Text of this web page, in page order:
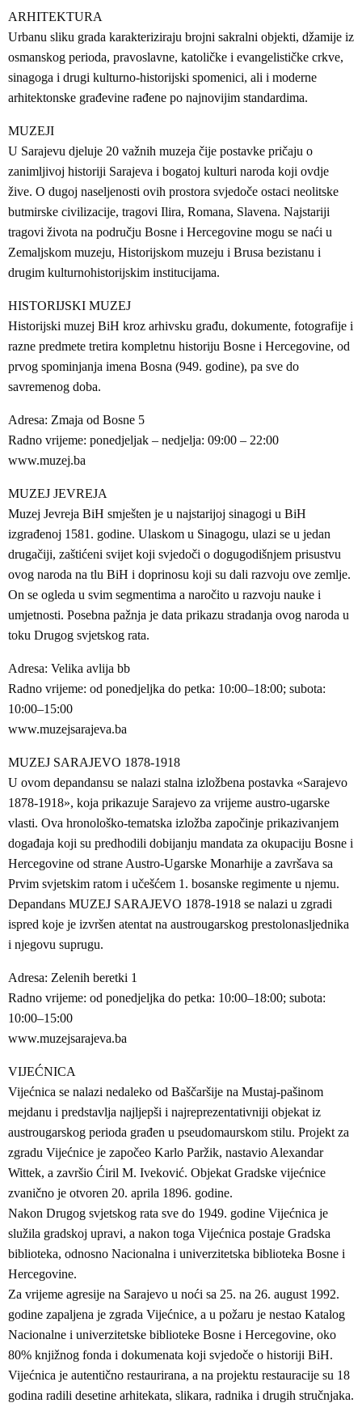
ARHITEKTURA
Urbanu sliku grada karakteriziraju brojni sakralni objekti, džamije iz
osmanskog perioda, pravoslavne, katoličke i evangelističke crkve,
sinagoga i drugi kulturno-historijski spomenici, ali i moderne
arhitektonske građevine rađene po najnovijim standardima.
MUZEJI
U Sarajevu djeluje 20 važnih muzeja čije postavke pričaju o
zanimljivoj historiji Sarajeva i bogatoj kulturi naroda koji ovdje
žive. O dugoj naseljenosti ovih prostora svjedoče ostaci neolitske
butmirske civilizacije, tragovi Ilira, Romana, Slavena. Najstariji
tragovi života na području Bosne i Hercegovine mogu se naći u
Zemaljskom muzeju, Historijskom muzeju i Brusa bezistanu i
drugim kulturnohistorijskim institucijama.
HISTORIJSKI MUZEJ
Historijski muzej BiH kroz arhivsku građu, dokumente, fotografije i
razne predmete tretira kompletnu historiju Bosne i Hercegovine, od
prvog spominjanja imena Bosna (949. godine), pa sve do
savremenog doba.
Adresa: Zmaja od Bosne 5
Radno vrijeme: ponedjeljak – nedjelja: 09:00 – 22:00
www.muzej.ba
MUZEJ JEVREJA
Muzej Jevreja BiH smješten je u najstarijoj sinagogi u BiH
izgrađenoj 1581. godine. Ulaskom u Sinagogu, ulazi se u jedan
drugačiji, zaštićeni svijet koji svjedoči o dogugodišnjem prisustvu
ovog naroda na tlu BiH i doprinosu koji su dali razvoju ove zemlje.
On se ogleda u svim segmentima a naročito u razvoju nauke i
umjetnosti. Posebna pažnja je data prikazu stradanja ovog naroda u
toku Drugog svjetskog rata.
Adresa: Velika avlija bb
Radno vrijeme: od ponedjeljka do petka: 10:00–18:00; subota:
10:00–15:00
www.muzejsarajeva.ba
MUZEJ SARAJEVO 1878-1918
U ovom depandansu se nalazi stalna izložbena postavka «Sarajevo
1878-1918», koja prikazuje Sarajevo za vrijeme austro-ugarske
vlasti. Ova hronološko-tematska izložba započinje prikazivanjem
događaja koji su predhodili dobijanju mandata za okupaciju Bosne i
Hercegovine od strane Austro-Ugarske Monarhije a završava sa
Prvim svjetskim ratom i učešćem 1. bosanske regimente u njemu.
Depandans MUZEJ SARAJEVO 1878-1918 se nalazi u zgradi
ispred koje je izvršen atentat na austrougarskog prestolonasljednika
i njegovu suprugu.
Adresa: Zelenih beretki 1
Radno vrijeme: od ponedjeljka do petka: 10:00–18:00; subota:
10:00–15:00
www.muzejsarajeva.ba
VIJEĆNICA
Vijećnica se nalazi nedaleko od Baščaršije na Mustaj-pašinom
mejdanu i predstavlja najljepši i najreprezentativniji objekat iz
austrougarskog perioda građen u pseudomaurskom stilu. Projekt za
zgradu Vijećnice je započeo Karlo Paržik, nastavio Alexandar
Wittek, a završio Ćiril M. Iveković. Objekat Gradske vijećnice
zvanično je otvoren 20. aprila 1896. godine.
Nakon Drugog svjetskog rata sve do 1949. godine Vijećnica je
služila gradskoj upravi, a nakon toga Vijećnica postaje Gradska
biblioteka, odnosno Nacionalna i univerzitetska biblioteka Bosne i
Hercegovine.
Za vrijeme agresije na Sarajevo u noći sa 25. na 26. august 1992.
godine zapaljena je zgrada Vijećnice, a u požaru je nestao Katalog
Nacionalne i univerzitetske biblioteke Bosne i Hercegovine, oko
80% knjižnog fonda i dokumenata koji svjedoče o historiji BiH.
Vijećnica je autentično restaurirana, a na projektu restauracije su 18
godina radili desetine arhitekata, slikara, radnika i drugih stručnjaka.